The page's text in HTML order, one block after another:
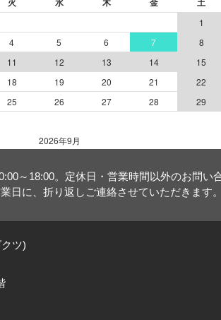
～18:00。定休日・営業時間以外のお問い
日に、折り返しご連絡させていただきます。
ツ)